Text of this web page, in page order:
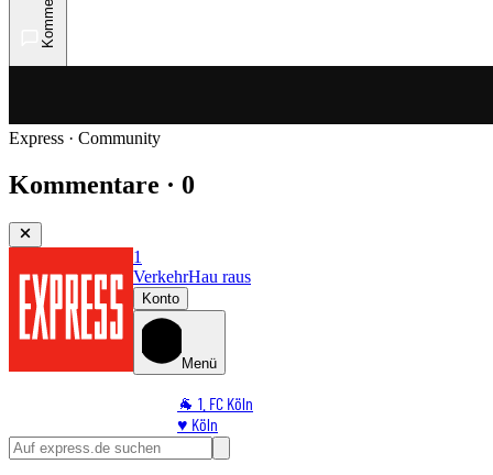
Express · Community
Kommentare · 0
1
VerkehrHau raus
Konto
Menü
🐐 1. FC Köln
♥️ Köln
⭐ Promi